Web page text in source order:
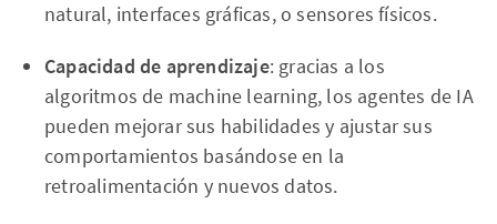
natural, interfaces gráficas, o sensores físicos.
Capacidad de aprendizaje: gracias a los
algoritmos de machine learning, los agentes de IA
pueden mejorar sus habilidades y ajustar sus
comportamientos basándose en la
retroalimentación y nuevos datos.